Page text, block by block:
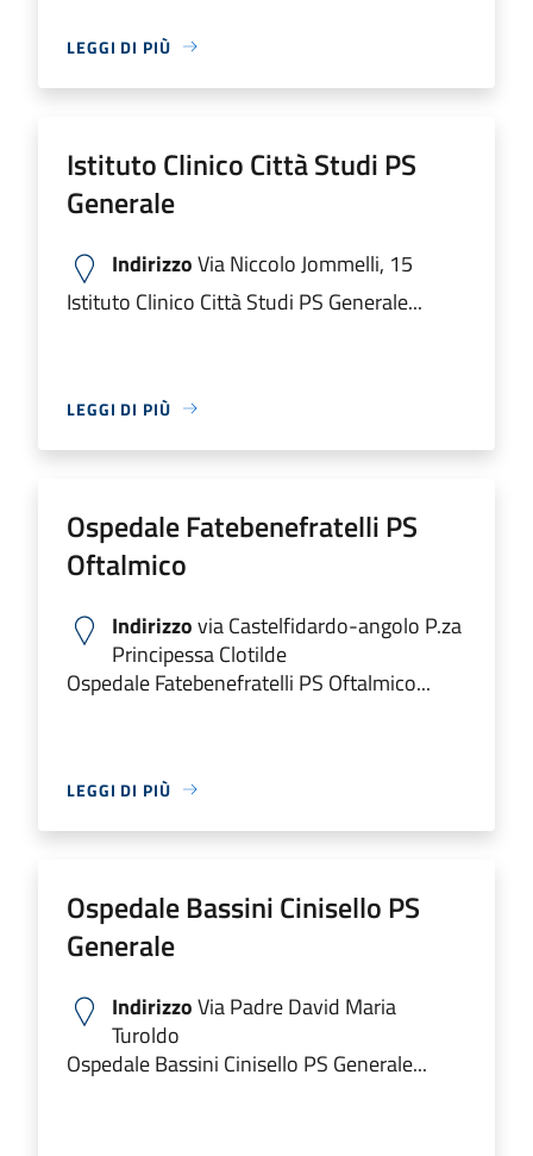
LEGGI DI PIÙ
Istituto Clinico Città Studi PS
Generale
IndirizzoVia Niccolo Jommelli, 15
Istituto Clinico Città Studi PS Generale...
LEGGI DI PIÙ
Ospedale Fatebenefratelli PS
Oftalmico
Indirizzovia Castelfidardo-angolo P.za
Principessa Clotilde
Ospedale Fatebenefratelli PS Oftalmico...
LEGGI DI PIÙ
Ospedale Bassini Cinisello PS
Generale
IndirizzoVia Padre David Maria
Turoldo
Ospedale Bassini Cinisello PS Generale...